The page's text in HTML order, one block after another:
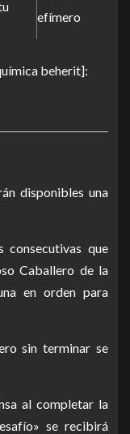
efímero
beherit]:
disponibles una
consecutivas que
Caballero de la
en orden para
sin terminar se
al completar la
se recibirá